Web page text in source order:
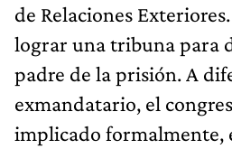
de Relaciones
lograr una tribuna para
padre de la prisión. A
exmandatario, el
implicado formalmente,